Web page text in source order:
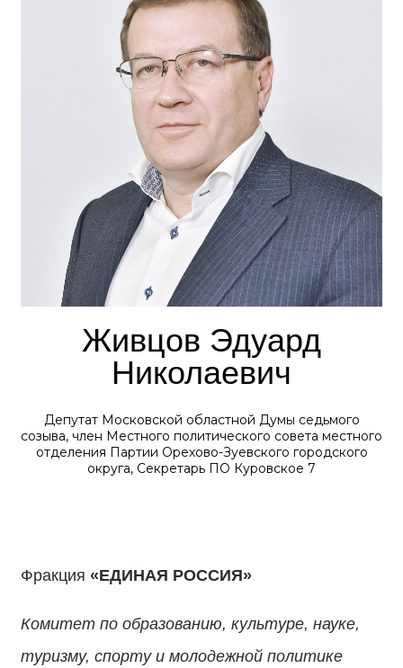
Живцов Эдуард
Николаевич
Депутат Московской областной Думы седьмого
созыва, член Местного политического совета местного
отделения Партии Орехово-Зуевского городского
округа, Секретарь ПО Куровское 7
Фракция «ЕДИНАЯ РОССИЯ»
Комитет по образованию, культуре, науке,
туризму, спорту и молодежной политике